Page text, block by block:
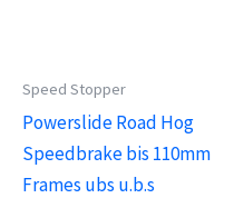
Speed Stopper
Powerslide Road Hog
Speedbrake bis 110mm
Frames ubs u.b.s